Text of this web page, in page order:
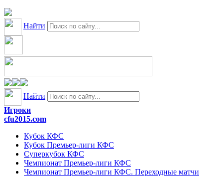
Найти
Найти
Игроки
cfu2015.com
Кубок КФС
Кубок Премьер-лиги КФС
Суперкубок КФС
Чемпионат Премьер-лиги КФС
Чемпионат Премьер-лиги КФС. Переходные матчи